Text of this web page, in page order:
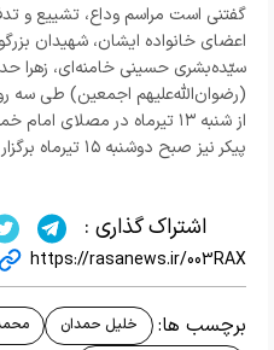
گفتنی است مراسم وداع، تشییع و
اعضای خانواده ایشان، شهیدان
سیّده‌بشری حسینی خامنه‌ای، زهرا
(رضوان‌الله‌علیهم اجمعین) طی سه
از شنبه ۱۳ تیرماه در مصلای
پیکر نیز صبح دوشنبه ۱۵ تیرماه برگزار خواهد شد.
اشتراک گذاری :
https://rasanews.ir/003RAX
برچسب ها: خلیل حمدان